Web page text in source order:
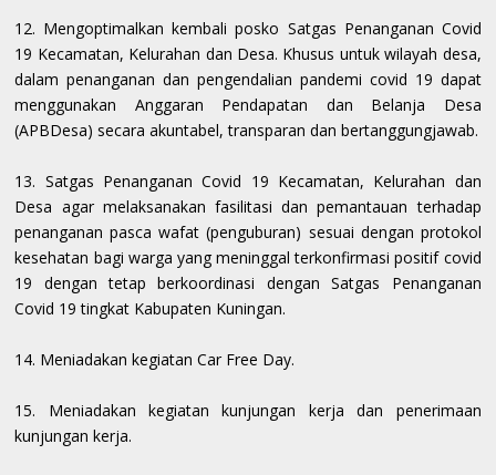
12. Mengoptimalkan kembali posko Satgas Penanganan Covid
19 Kecamatan, Kelurahan dan Desa. Khusus untuk wilayah desa,
dalam penanganan dan pengendalian pandemi covid 19 dapat
menggunakan Anggaran Pendapatan dan Belanja Desa
(APBDesa) secara akuntabel, transparan dan bertanggungjawab.
13. Satgas Penanganan Covid 19 Kecamatan, Kelurahan dan
Desa agar melaksanakan fasilitasi dan pemantauan terhadap
penanganan pasca wafat (penguburan) sesuai dengan protokol
kesehatan bagi warga yang meninggal terkonfirmasi positif covid
19 dengan tetap berkoordinasi dengan Satgas Penanganan
Covid 19 tingkat Kabupaten Kuningan.
14. Meniadakan kegiatan Car Free Day.
15. Meniadakan kegiatan kunjungan kerja dan penerimaan
kunjungan kerja.